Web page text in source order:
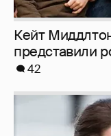
Кейт
представили
42